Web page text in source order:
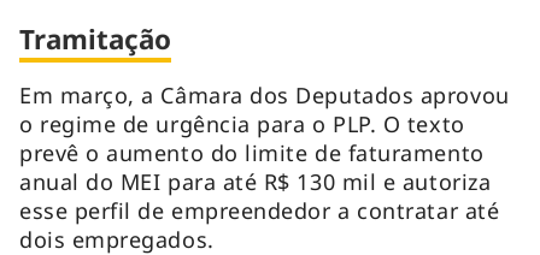
Tramitação
Em março, a Câmara dos Deputados aprovou
o regime de urgência para o PLP. O texto
prevê o aumento do limite de faturamento
anual do MEI para até R$ 130 mil e autoriza
esse perfil de empreendedor a contratar até
dois empregados.